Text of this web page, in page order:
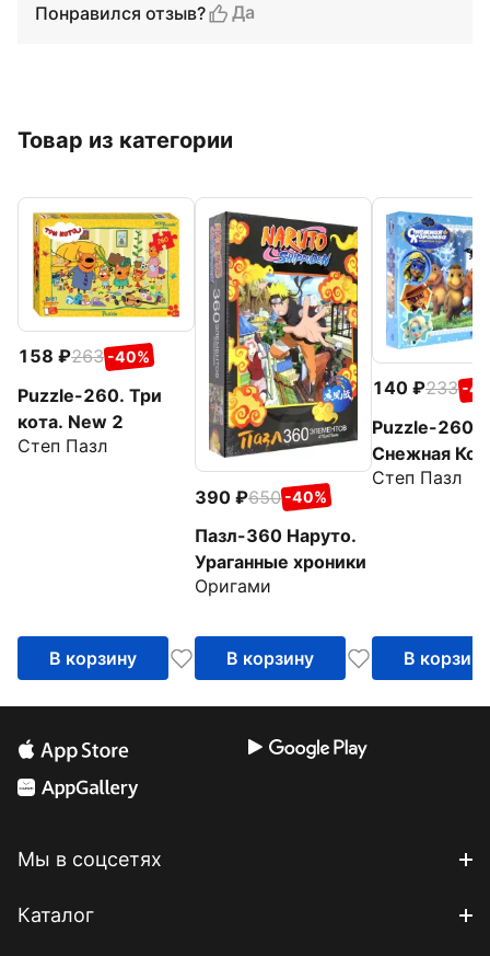
Понравился отзыв?
Да
Товар из категории
158 263 -40%
Puzzle-260. Три
кота. New 2
Степ Пазл
В корзину
390 650 -40%
Пазл-360 Наруто.
Ураганные хроники
Оригами
В корзину
140 233 -
Puzzle-260.
Снежная
Степ Пазл
В корзину
Мы в соцсетях
Каталог